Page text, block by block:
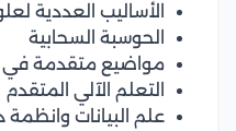
الأساليب العددية
الحوسبة السحابية
مواضيع متقدمة في
التعلم الآلي المتقدم
علم البيانات وانظمة